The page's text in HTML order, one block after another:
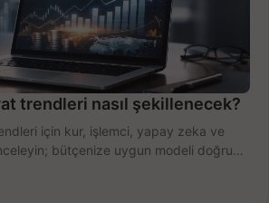
trendleri nasıl şekillenecek?
için kur, işlemci, yapay zeka ve
bütçenize uygun modeli doğru